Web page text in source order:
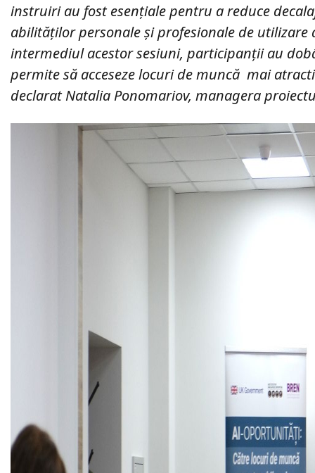
instruiri au fost esențiale pentru a
abilităților personale și profesionale de
intermediul acestor sesiuni,
permite să acceseze locuri de muncă
declarat Natalia Ponomariov, managera